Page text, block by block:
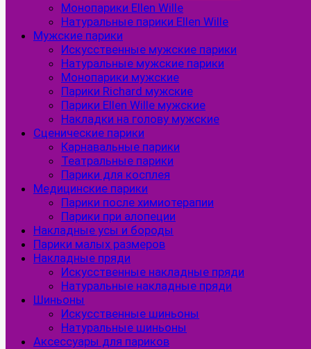
Монопарики Ellen Wille
Натуральные парики Ellen Wille
Мужские парики
Искусственные мужские парики
Натуральные мужские парики
Монопарики мужские
Парики Richard мужские
Парики Ellen Wille мужские
Накладки на голову мужские
Сценические парики
Карнавальные парики
Театральные парики
Парики для косплея
Медицинские парики
Парики после химиотерапии
Парики при алопеции
Накладные усы и бороды
Парики малых размеров
Накладные пряди
Искусственные накладные пряди
Натуральные накладные пряди
Шиньоны
Искусственные шиньоны
Натуральные шиньоны
Аксессуары для париков